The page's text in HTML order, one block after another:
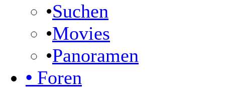
•Suchen
•Movies
•Panoramen
• Foren